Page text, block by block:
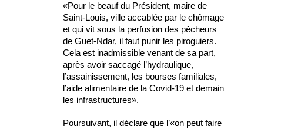
«Pour le beauf du Président, maire de
Saint-Louis, ville accablée par le chômage
et qui vit sous la perfusion des pêcheurs
de Guet-Ndar, il faut punir les piroguiers.
Cela est inadmissible venant de sa part,
après avoir saccagé l’hydraulique,
l’assainissement, les bourses familiales,
l’aide alimentaire de la Covid-19 et demain
les infrastructures».
Poursuivant, il déclare que l’«on peut faire